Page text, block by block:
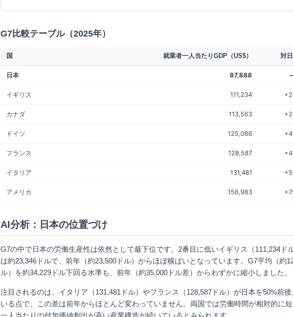
G7比較テーブル（2025年）
国 就業者一人当たりGDP（US$） 対
日本 87,888
イギリス 111,234
カナダ 113,563
ドイツ 125,086
フランス 128,587
イタリア 131,481
アメリカ 156,983
AI分析：日本の位置づけ
G7の中で日本の労働生産性は依然として最下位です。2番目に低いイギリス（111,234ド
は約23,346ドルで、前年（約23,500ドル）からほぼ横ばいとなっています。G7平均（約
ル）を約34,229ドル下回る水準も、前年（約35,000ドル差）からわずかに縮小しました。
注目されるのは、イタリア（131,481ドル）やフランス（128,587ドル）が日本を50%前後
いる点で、この差は前年からほとんど変わっていません。両国では労働時間が相対的に短
一人当たりの付加価値創出が高い産業構造が続いているとみられます。